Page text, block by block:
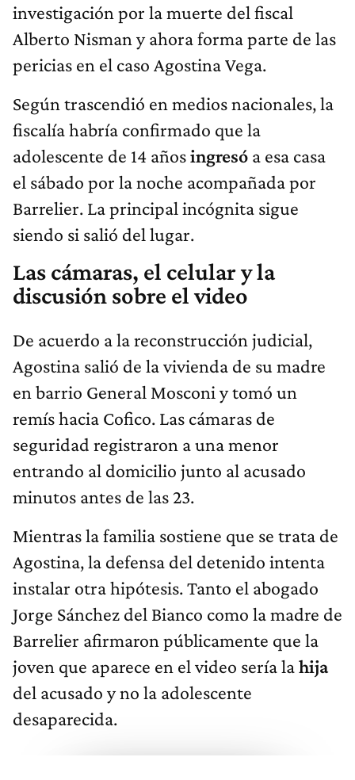
investigación por la muerte del fiscal
Alberto Nisman y ahora forma parte de las
pericias en el caso Agostina Vega.
Según trascendió en medios nacionales, la
fiscalía habría confirmado que la
adolescente de 14 añosingresó a esa casa
el sábado por la noche acompañada por
Barrelier. La principal incógnita sigue
siendo si salió del lugar.
Las cámaras, el celular y la
discusión sobre el video
De acuerdo a la reconstrucción judicial,
Agostina salió de la vivienda de su madre
en barrio General Mosconi y tomó un
remís hacia Cofico. Las cámaras de
seguridad registraron a una menor
entrando al domicilio junto al acusado
minutos antes de las 23.
Mientras la familia sostiene que se trata de
Agostina, la defensa del detenido intenta
instalar otra hipótesis. Tanto el abogado
Jorge Sánchez del Bianco como la madre de
Barrelier afirmaron públicamente que la
joven que aparece en el video sería lahija
del acusado y no la adolescente
desaparecida.